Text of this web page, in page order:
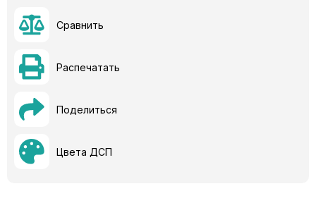
Сравнить
Распечатать
Поделиться
Цвета ДСП